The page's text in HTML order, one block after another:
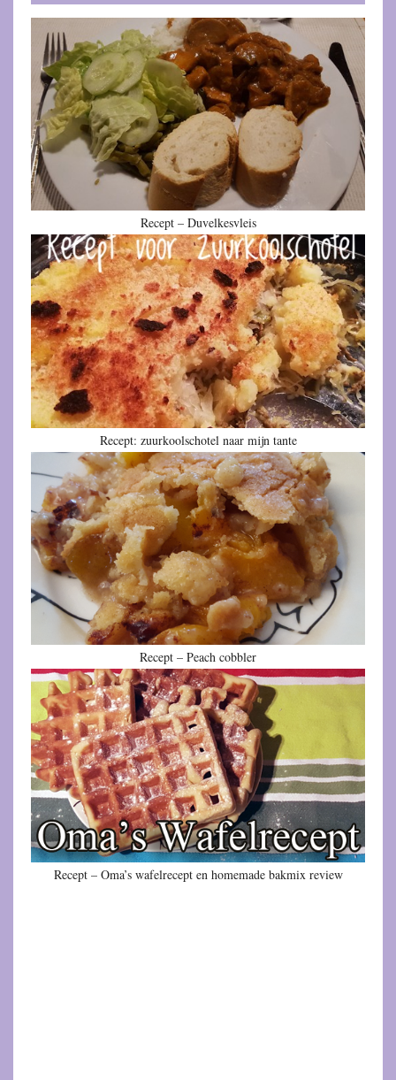
Recept – Duvelkesvleis
Recept: zuurkoolschotel naar mijn tante
Recept – Peach cobbler
Recept – Oma’s wafelrecept en homemade bakmix review